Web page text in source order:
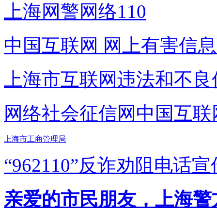
上海网警网络110
中国互联网 网上有害信
上海市互联网违法和不
网络社会征信网 中国互
上海市工商管理局
“962110”反诈劝阻电话宣
亲爱的市民朋友，上海